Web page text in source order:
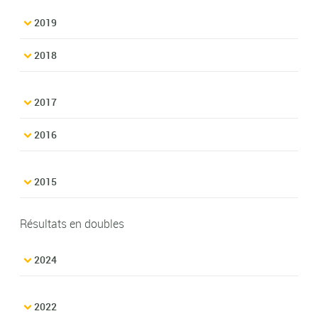
2019
2018
2017
2016
2015
Résultats en doubles
2024
2022